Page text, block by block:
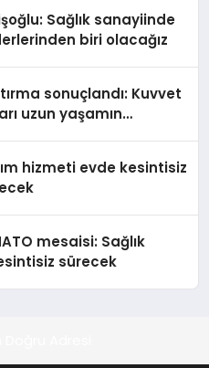
Sağlık sanayiinde
biri olacağız
sonuçlandı: Kuvvet
uzun yaşamın
hizmeti evde kesintisiz
mesaisi: Sağlık
sürecek